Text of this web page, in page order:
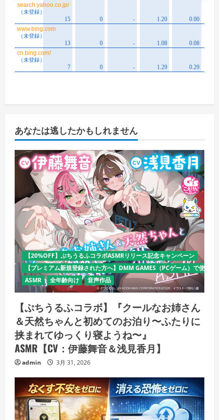
あなたは逃したかもしれません
【20%OFF】ぷちうるふコラボASMRリリース記念キャンペーン
【プレミアム新規登録された方へ】DMM GAMES（PCゲーム）で使え
ASMR
全年齢向け 音声作品
【ぷちうるふコラボ】『クールなお姉さん
＆天然ちゃんと初めてのお泊り〜ふたりに
挟まれてゆっくり寝ようね〜』
ASMR【CV：伊藤舞音＆浅見香月】
admin 3月 31, 2026